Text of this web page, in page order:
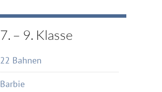
7. – 9. Klasse
22 Bahnen
Barbie